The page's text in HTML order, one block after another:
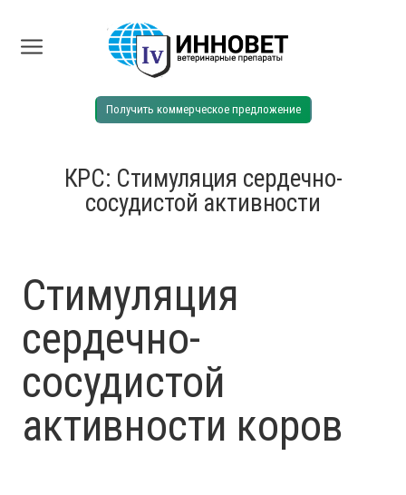
Получить коммерческое предложение
КРС: Стимуляция сердечно-
сосудистой активности
Стимуляция
сердечно-
сосудистой
активности коров